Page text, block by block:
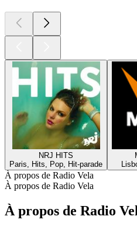
NRJ HITS
Paris, Hits, Pop, Hit-parade
À propos de Radio Vela
À propos de Radio Vela
À propos de Radio